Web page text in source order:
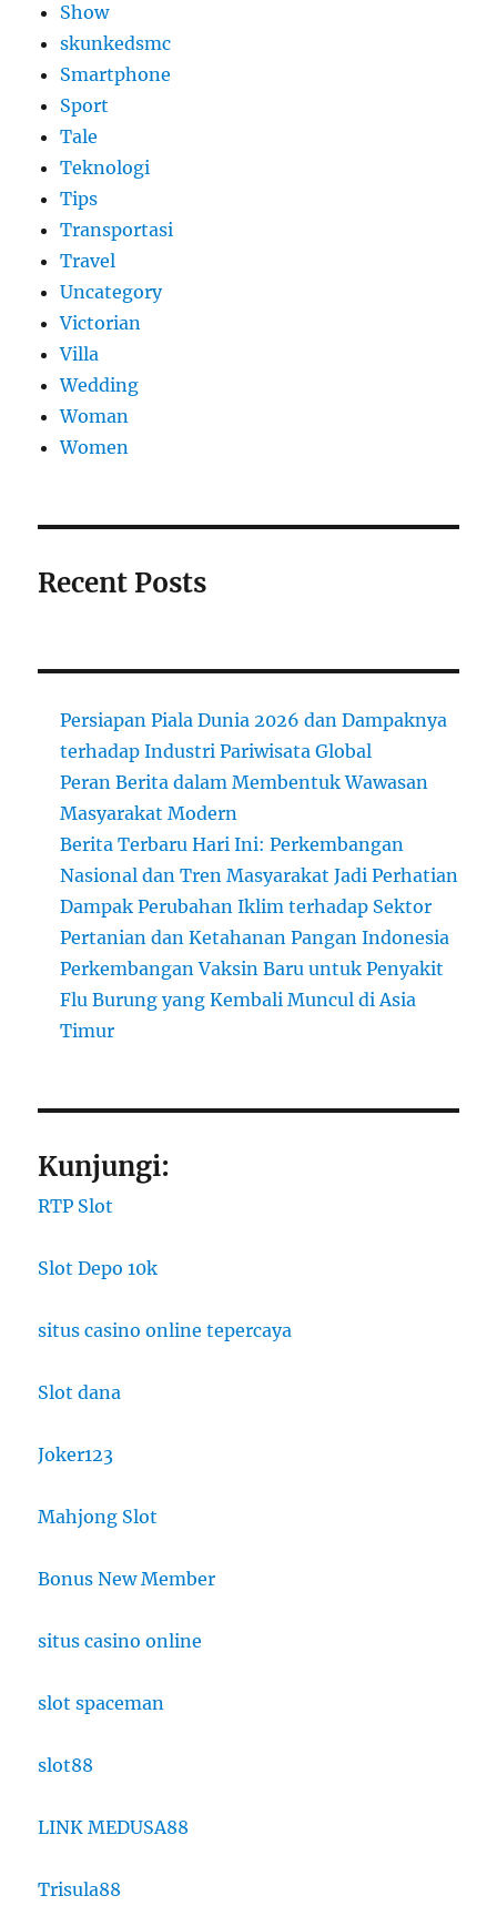
Show
skunkedsmc
Smartphone
Sport
Tale
Teknologi
Tips
Transportasi
Travel
Uncategory
Victorian
Villa
Wedding
Woman
Women
Recent Posts
Persiapan Piala Dunia 2026 dan Dampaknya
terhadap Industri Pariwisata Global
Peran Berita dalam Membentuk Wawasan
Masyarakat Modern
Berita Terbaru Hari Ini: Perkembangan
Nasional dan Tren Masyarakat Jadi Perhatian
Dampak Perubahan Iklim terhadap Sektor
Pertanian dan Ketahanan Pangan Indonesia
Perkembangan Vaksin Baru untuk Penyakit
Flu Burung yang Kembali Muncul di Asia
Timur
Kunjungi:
RTP Slot
Slot Depo 10k
situs casino online tepercaya
Slot dana
Joker123
Mahjong Slot
Bonus New Member
situs casino online
slot spaceman
slot88
LINK MEDUSA88
Trisula88